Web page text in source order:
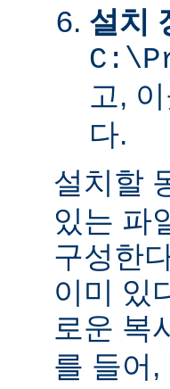
설치
고,
다.
설치할
있는 파
구성한
이미 있
로운 복
를 들어,